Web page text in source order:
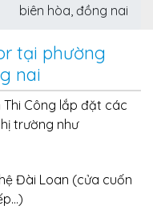
biên hòa, đồng nai
tại phường
nai
Công lắp đặt các
trường như
Đài Loan (cửa cuốn